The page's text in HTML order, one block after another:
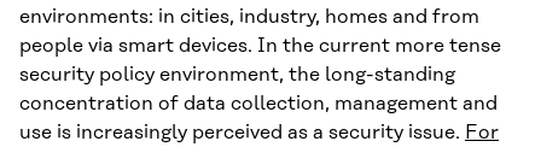
environments: in cities, industry, homes and from
people via smart devices. In the current more tense
security policy environment, the long-standing
concentration of data collection, management and
use is increasingly perceived as a security issue. For